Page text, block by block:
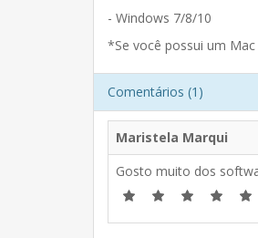
- Windows 7/8/10
*Se você possui um
Comentários (1)
Maristela Marqui
Gosto muito dos